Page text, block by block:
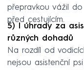
přepravkou vážil
před cestujícím.
5) I úhrady za
různých dohadů
Na rozdíl od
nejsou asistenční